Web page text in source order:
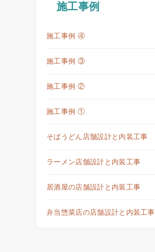
施工事例
施工事例 ④
施工事例 ③
施工事例 ②
施工事例 ①
そばうどん店舗設計と内装工事
ラーメン店舗設計と内装工事
居酒屋の店舗設計と内装工事
弁当惣菜店の店舗設計と内装工事